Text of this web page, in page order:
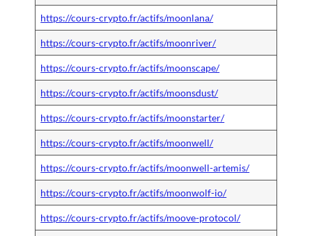
https://cours-crypto.fr/actifs/moonlana/
https://cours-crypto.fr/actifs/moonriver/
https://cours-crypto.fr/actifs/moonscape/
https://cours-crypto.fr/actifs/moonsdust/
https://cours-crypto.fr/actifs/moonstarter/
https://cours-crypto.fr/actifs/moonwell/
https://cours-crypto.fr/actifs/moonwell-artemis/
https://cours-crypto.fr/actifs/moonwolf-io/
https://cours-crypto.fr/actifs/moove-protocol/